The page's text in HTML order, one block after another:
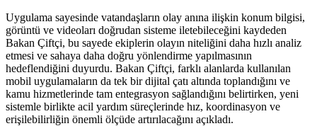
Uygulama sayesinde vatandaşların olay anına ilişkin konum bilgisi,
görüntü ve videoları doğrudan sisteme iletebileceğini kaydeden
Bakan Çiftçi, bu sayede ekiplerin olayın niteliğini daha hızlı analiz
etmesi ve sahaya daha doğru yönlendirme yapılmasının
hedeflendiğini duyurdu. Bakan Çiftçi, farklı alanlarda kullanılan
mobil uygulamaların da tek bir dijital çatı altında toplandığını ve
kamu hizmetlerinde tam entegrasyon sağlandığını belirtirken, yeni
sistemle birlikte acil yardım süreçlerinde hız, koordinasyon ve
erişilebilirliğin önemli ölçüde artırılacağını açıkladı.